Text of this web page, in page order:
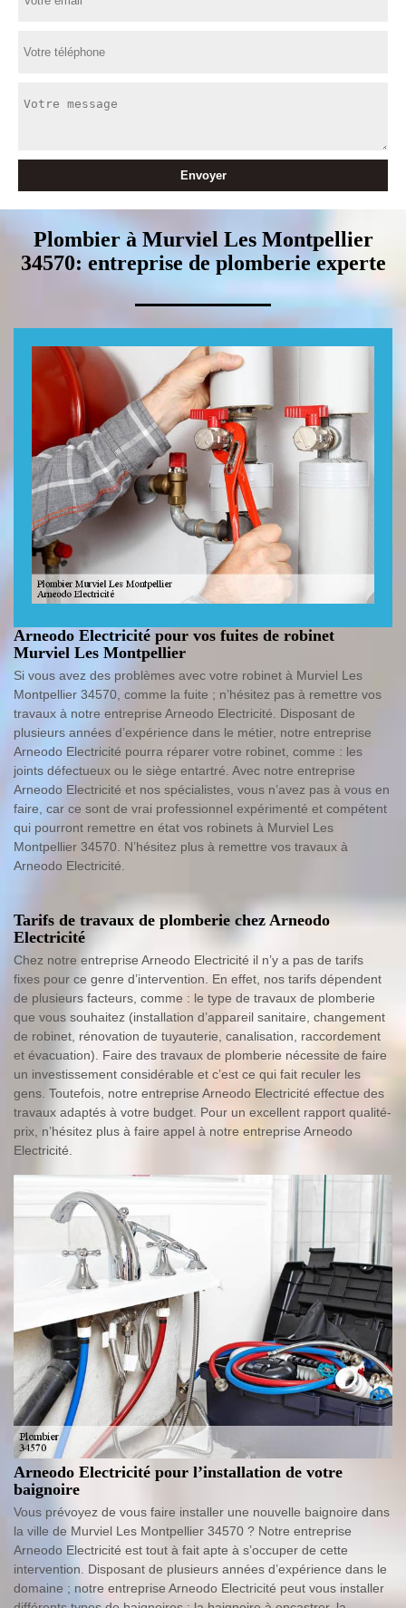
Plombier à Murviel Les Montpellier
34570: entreprise de plomberie experte
Arneodo Electricité pour vos fuites de robinet
Murviel Les Montpellier
Si vous avez des problèmes avec votre robinet à Murviel Les
Montpellier 34570, comme la fuite ; n’hésitez pas à remettre vos
travaux à notre entreprise Arneodo Electricité. Disposant de
plusieurs années d’expérience dans le métier, notre entreprise
Arneodo Electricité pourra réparer votre robinet, comme : les
joints défectueux ou le siège entartré. Avec notre entreprise
Arneodo Electricité et nos spécialistes, vous n’avez pas à vous en
faire, car ce sont de vrai professionnel expérimenté et compétent
qui pourront remettre en état vos robinets à Murviel Les
Montpellier 34570. N’hésitez plus à remettre vos travaux à
Arneodo Electricité.
Tarifs de travaux de plomberie chez Arneodo
Electricité
Chez notre entreprise Arneodo Electricité il n’y a pas de tarifs
fixes pour ce genre d’intervention. En effet, nos tarifs dépendent
de plusieurs facteurs, comme : le type de travaux de plomberie
que vous souhaitez (installation d’appareil sanitaire, changement
de robinet, rénovation de tuyauterie, canalisation, raccordement
et évacuation). Faire des travaux de plomberie nécessite de faire
un investissement considérable et c’est ce qui fait reculer les
gens. Toutefois, notre entreprise Arneodo Electricité effectue des
travaux adaptés à votre budget. Pour un excellent rapport qualité-
prix, n’hésitez plus à faire appel à notre entreprise Arneodo
Electricité.
Arneodo Electricité pour l’installation de votre
baignoire
Vous prévoyez de vous faire installer une nouvelle baignoire dans
la ville de Murviel Les Montpellier 34570 ? Notre entreprise
Arneodo Electricité est tout à fait apte à s’occuper de cette
intervention. Disposant de plusieurs années d’expérience dans le
domaine ; notre entreprise Arneodo Electricité peut vous installer